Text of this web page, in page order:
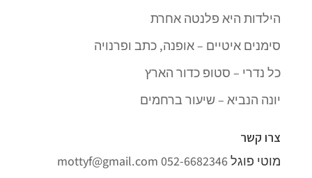
הילדות היא פלנטה אחרת
סימנים איטיים – אופנה, כתב ופרנויה
כל נדרי – סטופ כדור הארץ
יונה הנביא – שיעור ברחמים
צרו קשר
מוטי פוגל052-6682346
mottyf@gmail.com